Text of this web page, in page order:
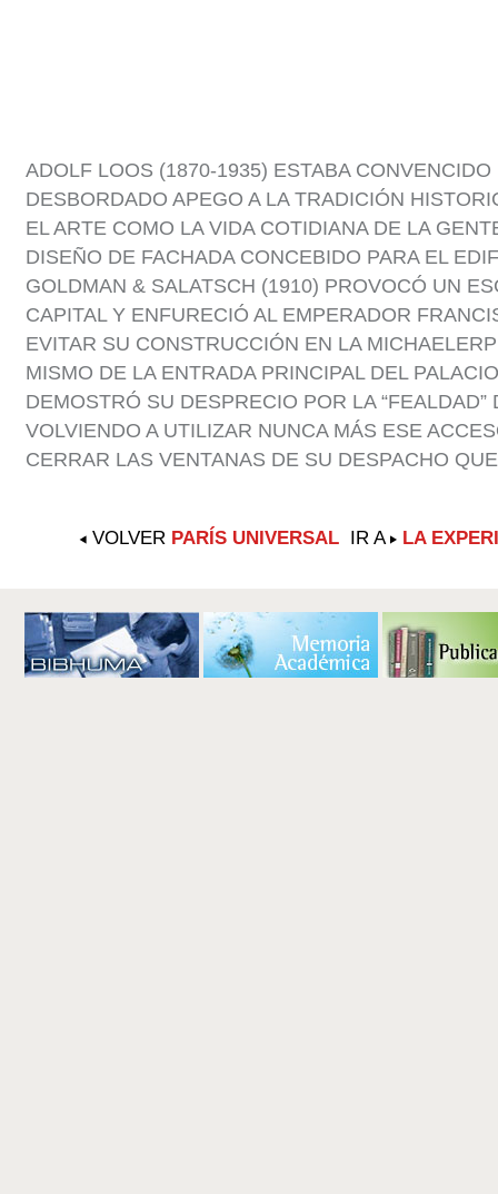
ADOLF LOOS (1870-1935) ESTABA CONVENCIDO
DESBORDADO APEGO A LA TRADICIÓN
EL ARTE COMO LA VIDA COTIDIANA DE LA
DISEÑO DE FACHADA CONCEBIDO PARA EL
GOLDMAN & SALATSCH (1910) PROVOCÓ UN
CAPITAL Y ENFURECIÓ AL EMPERADOR
EVITAR SU CONSTRUCCIÓN EN LA
MISMO DE LA ENTRADA PRINCIPAL DEL
DEMOSTRÓ SU DESPRECIO POR LA “FEALDAD”
VOLVIENDO A UTILIZAR NUNCA MÁS ESE
CERRAR LAS VENTANAS DE SU DESPACHO
VOLVER PARÍS UNIVERSAL IR A LA